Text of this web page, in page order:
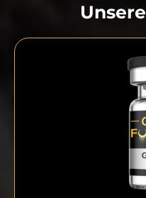
Unsere